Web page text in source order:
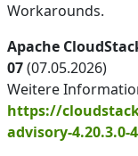
Workarounds.
Apache
07(07.05.2026)
Weitere
https://
advisory-4.20.3.0-